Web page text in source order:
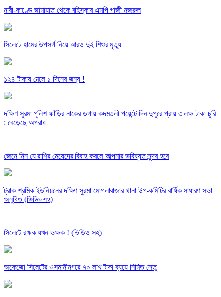
নারী-কাণ্ডে জামায়াত থেকে বহিস্কার এমপি গাজী নজরুল
সিলেটে হামের উপসর্গ নিয়ে আরও দুই শিশুর মৃত্যু
১২৪ টাকায় মেলে ১ দিনের জন্য !
দক্ষিণ সুরমা পুলিশ ফাঁড়ির নাকের ডগায় কদমতলী পয়েন্টে দিন দুপুরে প্রায় ৩ লক্ষ টাকা চুরি
: বেড়েছে অপরাধ
জেনে নিন যে রাশির মেয়েদের বিবাহ করলে আপনার ভবিষ্যত সুন্দর হবে
ট্রাক শ্রমিক ইউনিয়নের দক্ষিণ সুরমা মোগলাবাজার থানা উপ-কমিটির বার্ষিক সাধারণ সভা
অনুষ্টিত (ভিডিওসহ)
সিলেটে রক্ষক যখন ভক্ষক ! (ভিডিও সহ)
অকেজো সিলেটের ওসমানীনগরে ৭০ লাখ টাকা ব্যয়ে নির্মিত সেতু